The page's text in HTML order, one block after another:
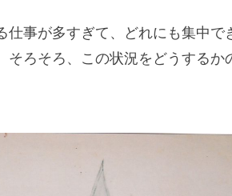
仕事が多すぎて、どれにも集中で
そろそろ、この状況をどうするか